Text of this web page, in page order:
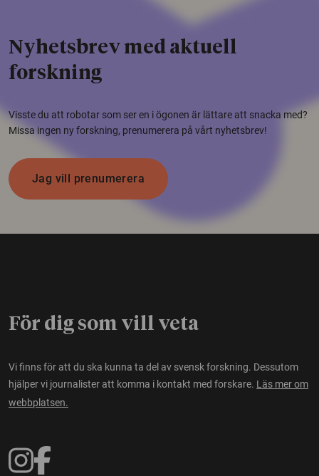
Nyhetsbrev med aktuell
forskning
Visste du att robotar som ser en i ögonen är lättare att snacka med?
Missa ingen ny forskning, prenumerera på vårt nyhetsbrev!
Jag vill prenumerera
För dig som vill veta
Vi finns för att du ska kunna ta del av svensk forskning. Dessutom
hjälper vi journalister att komma i kontakt med forskare. Läs mer om
webbplatsen.